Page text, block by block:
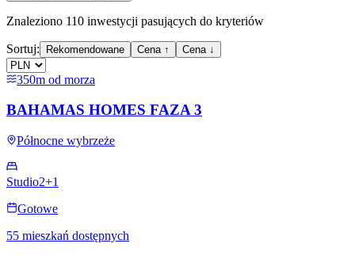
Znaleziono 110 inwestycji pasujących do kryteriów
Sortuj: Rekomendowane Cena ↑ Cena ↓
350m od morza
BAHAMAS HOMES FAZA 3
Północne wybrzeże
Studio2+1
Gotowe
55 mieszkań dostępnych